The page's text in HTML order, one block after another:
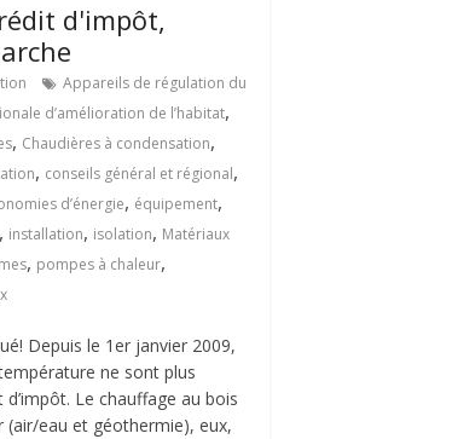
d'impôt,
Appareils de régulation du
d’amélioration de l’habitat,
, Chaudières à condensation,
, conseils général et régional,
d’énergie, équipement,
, installation, isolation, Matériaux
, pompes à chaleur,
Depuis le 1er janvier 2009,
ne sont plus
Le chauffage au bois
(air/eau et géothermie), eux,